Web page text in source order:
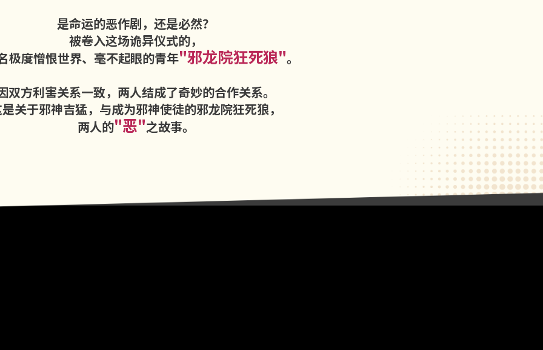
是命运的恶作剧，还是必然？
被卷入这场诡异仪式的，
极度憎恨世界、毫不起眼的青年"邪龙院狂死狼"。
双方利害关系一致，两人结成了奇妙的合作关系。
关于邪神吉猛，与成为邪神使徒的邪龙院狂死狼，
两人的"恶"之故事。